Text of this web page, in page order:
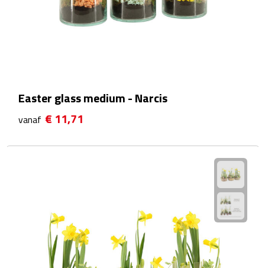
Waterflesjes
Glazen & karaffen
Cocktailglazen
Wijnglazen
Easter glass medium - Narcis
vanaf € 11,71